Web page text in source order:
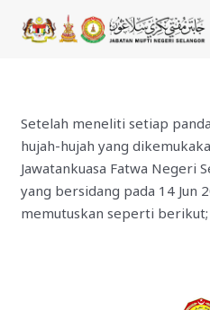
Setelah meneliti setiap
hujah-hujah yang
Jawatankuasa Fatwa Negeri
yang bersidang pada 14 Jun
memutuskan seperti berikut;